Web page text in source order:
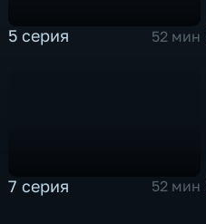
5 серия 52 мин
7 серия 52 мин